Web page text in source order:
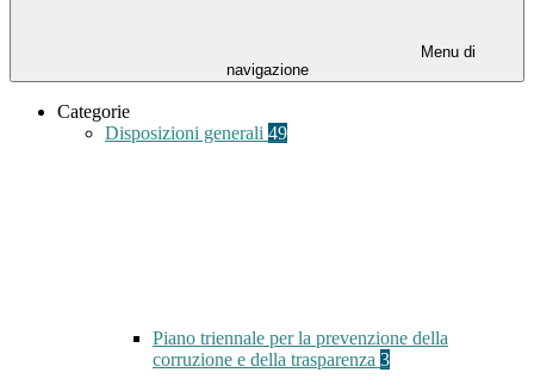
Menu di
navigazione
Categorie
Disposizioni generali 49
Piano triennale per la prevenzione della
corruzione e della trasparenza 3